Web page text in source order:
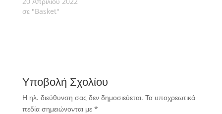
σε "Basket"
Υποβολή Σχολίου
Η ηλ. διεύθυνση σας δεν δημοσιεύεται. Τα υποχρεωτικά
πεδία σημειώνονται με *